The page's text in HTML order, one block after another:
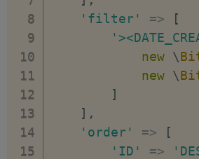
'filter'
=>
[
new \
new \
]
] ,
'order'
=>
[
'ID'
=>